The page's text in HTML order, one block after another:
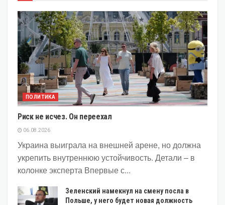
ПОЛИТИКА
Риск не исчез. Он переехал
06.08.2026
Украина выиграла на внешней арене, но должна
укрепить внутреннюю устойчивость. Детали – в
колонке эксперта Впервые с...
Зеленский намекнул на смену посла в
Польше, у него будет новая должность